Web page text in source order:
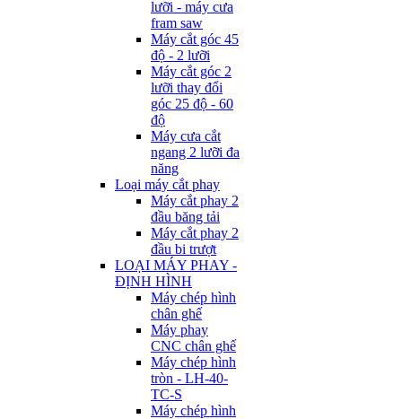
lưỡi - máy cưa
fram saw
Máy cắt góc 45
độ - 2 lưỡi
Máy cắt góc 2
lưỡi thay đổi
góc 25 độ - 60
độ
Máy cưa cắt
ngang 2 lưỡi đa
năng
Loại máy cắt phay
Máy cắt phay 2
đầu băng tải
Máy cắt phay 2
đầu bi trượt
LOẠI MÁY PHAY -
ĐỊNH HÌNH
Máy chép hình
chân ghế
Máy phay
CNC chân ghế
Máy chép hình
tròn - LH-40-
TC-S
Máy chép hình